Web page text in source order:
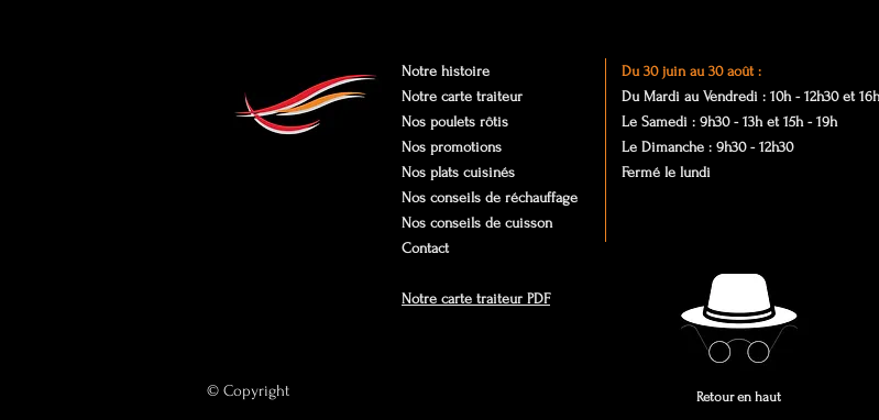
Notre histoire
Notre carte traiteur
Nos poulets rôtis
Nos promotions
Nos plats cuisinés
Nos conseils de réchauffage
Nos conseils de cuisson
Contact
Notre carte traiteur PDF
Du 30 juin au 30 août :
Du Mardi au Vendredi : 10h - 12h30 et
Le Samedi : 9h30 - 13h et 15h -19h
Le Dimanche : 9h30 - 12h30
Fermé le lundi
© Copyright Retour en haut